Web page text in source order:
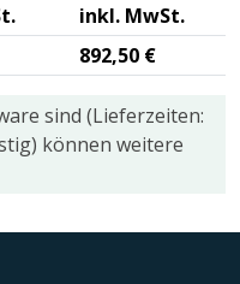
inkl. MwSt.
892,50 €
sind (Lieferzeiten:
können weitere
Benutzers